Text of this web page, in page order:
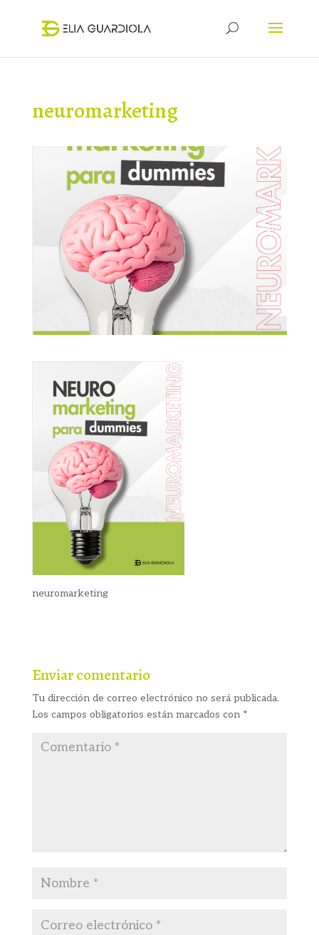
neuromarketing
neuromarketing
Enviar comentario
Tu dirección de correo electrónico no será publicada.
Los campos obligatorios están marcados con *